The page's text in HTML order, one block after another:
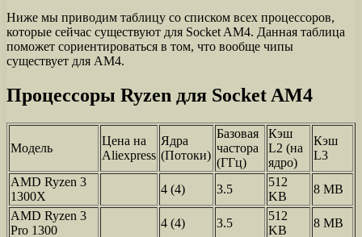
Ниже мы приводим таблицу со списком всех процессоров,
которые сейчас существуют для Socket AM4. Данная таблица
поможет сориентироваться в том, что вообще чипы
существует для AM4.
Процессоры Ryzen для Socket AM4
Модель
Цена на
Aliexpress
Ядра
(Потоки)
Базовая
частора
(ГГц)
Кэш
L2 (на
ядро)
Кэш
L3
AMD Ryzen 3
1300X
4 (4) 3.5
512
KB
8 MB
AMD Ryzen 3
Pro 1300
4 (4) 3.5
512
KB
8 MB